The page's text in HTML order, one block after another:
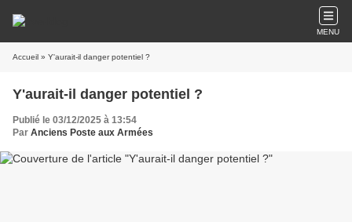
MENU
Accueil » Y'aurait-il danger potentiel ?
Y'aurait-il danger potentiel ?
Publié le 03/12/2025 à 13:54
Par Anciens Poste aux Armées